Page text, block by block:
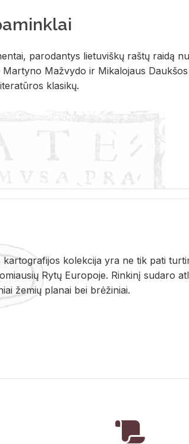
pa­ro­dan­tys lie­tu­viš­kų raš­tų rai­dą
Mar­ty­no Ma­žvy­do ir Mi­ka­lo­jaus Dauk­šos
kla­si­kų.
kar­to­gra­fi­jos ko­lek­ci­ja yra ne tik pati
Rytų Eu­ro­po­je. Rin­ki­nį su­da­ro
že­mių pla­nai bei brė­ži­niai.